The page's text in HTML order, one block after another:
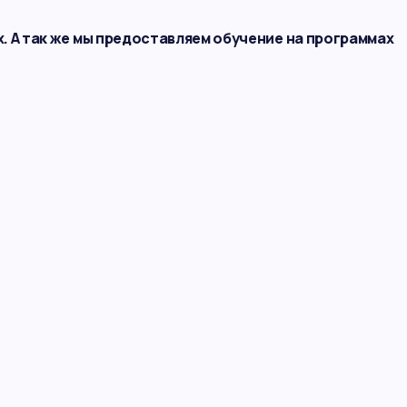
так же мы предоставляем обучение на программах